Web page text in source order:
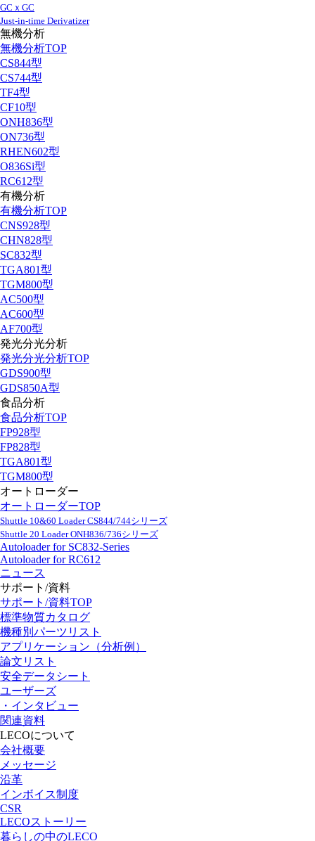
GCｘGC
Just-in-time Derivatizer
無機分析
無機分析TOP
CS844型
CS744型
TF4型
CF10型
ONH836型
ON736型
RHEN602型
O836Si型
RC612型
有機分析
有機分析TOP
CNS928型
CHN828型
SC832型
TGA801型
TGM800型
AC500型
AC600型
AF700型
発光分光分析
発光分光分析TOP
GDS900型
GDS850A型
食品分析
食品分析TOP
FP928型
FP828型
TGA801型
TGM800型
オートローダー
オートローダーTOP
Shuttle 10&60 Loader CS844/744シリーズ
Shuttle 20 Loader ONH836/736シリーズ
Autoloader for SC832-Series
Autoloader for RC612
ニュース
サポート/資料
サポート/資料TOP
標準物質カタログ
機種別パーツリスト
アプリケーション（分析例）
論文リスト
安全データシート
ユーザーズ
・インタビュー
関連資料
LECOについて
会社概要
メッセージ
沿革
インボイス制度
CSR
LECOストーリー
暮らしの中のLECO